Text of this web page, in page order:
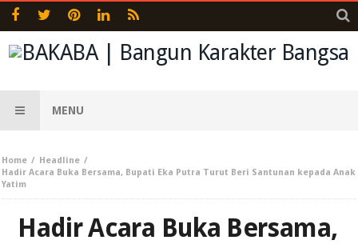
MENU
Home
Headline
Hadir Acara Buka Bersama, Bupati Eka Putra Turut Beri Santunan kepada Anak
Yatim
Hadir Acara Buka Bersama,